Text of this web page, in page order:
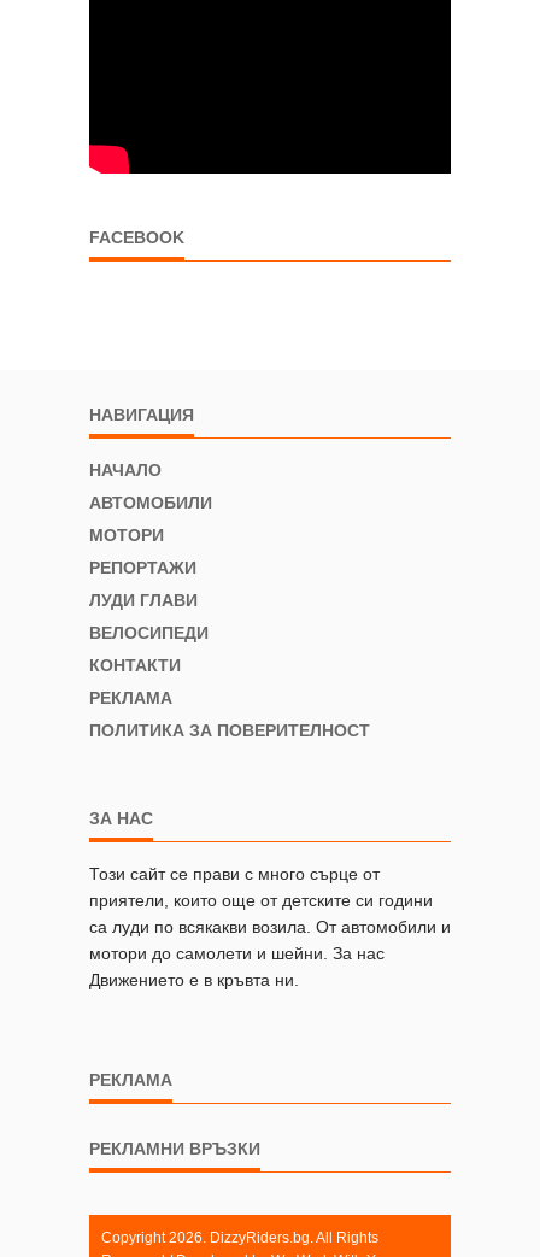
FACEBOOK
НАВИГАЦИЯ
НАЧАЛО
АВТОМОБИЛИ
МОТОРИ
РЕПОРТАЖИ
ЛУДИ ГЛАВИ
ВЕЛОСИПЕДИ
КОНТАКТИ
РЕКЛАМА
ПОЛИТИКА ЗА ПОВЕРИТЕЛНОСТ
ЗА НАС
Този сайт се прави с много сърце от
приятели, които още от детските си години
са луди по всякакви возила. От автомобили и
мотори до самолети и шейни. За нас
Движението е в кръвта ни.
РЕКЛАМА
РЕКЛАМНИ ВРЪЗКИ
Copyright 2026. DizzyRiders.bg. All Rights